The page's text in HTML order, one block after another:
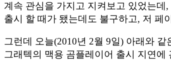
계속 관심을 가지고 지켜보고 있었는데,
출시 할 때가 됐는데도 불구하고, 저 페
그런데 오늘(2010년 2월 9일) 아래와
그래텍의 맥용 곰플레이어 출시 지연에